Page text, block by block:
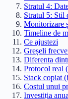
Stratul 4:
Stratul 5: Stil
Monitorizare
Timeline de
Ce ajustezi
Greșeli
Diferența
Protocol real
Stack copiat
Costul unui
Investiția